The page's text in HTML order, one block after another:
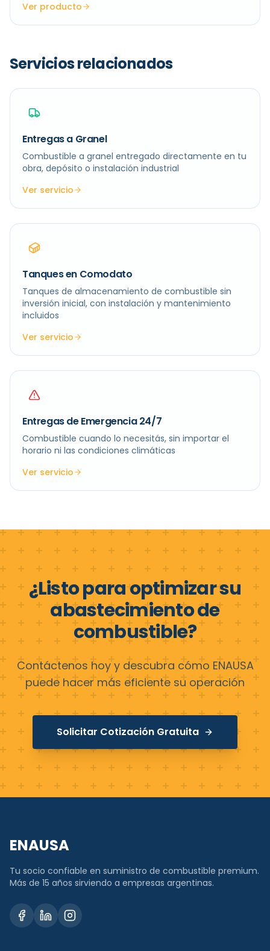
Ver producto
Servicios relacionados
Entregas a Granel
Combustible a granel entregado directamente en tu
obra, depósito o instalación industrial
Ver servicio
Tanques en Comodato
Tanques de almacenamiento de combustible sin
inversión inicial, con instalación y mantenimiento
incluidos
Ver servicio
Entregas de Emergencia 24/7
Combustible cuando lo necesitás, sin importar el
horario ni las condiciones climáticas
Ver servicio
¿Listo para optimizar su
abastecimiento de
combustible?
Contáctenos hoy y descubra cómo ENAUSA
puede hacer más eficiente su operación
Solicitar Cotización Gratuita
ENAUSA
Tu socio confiable en suministro de combustible premium.
Más de 15 años sirviendo a empresas argentinas.